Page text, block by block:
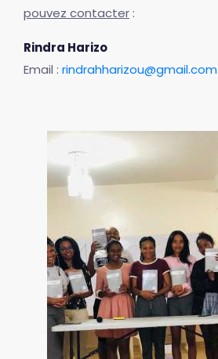
pouvez contacter :
Rindra Harizo
Email : rindrahharizou@gmail.com